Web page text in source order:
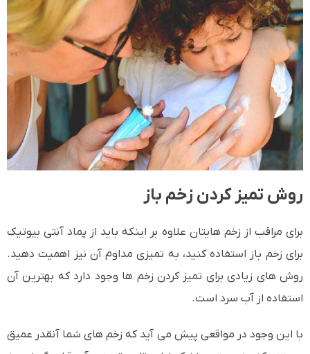
روش تمیز کردن زخم باز
برای مراقب از زخم هایتان علاوه بر اینکه باید از پماد آنتی بیوتیک
برای زخم باز استفاده کنید، به تمیزی مداوم آن نیز اهمیت دهید.
روش های زیادی برای تمیز کردن زخم ها وجود دارد که بهترین آن
استفاده از آب سرد است.
با این وجود در مواقعی پیش می آید که زخم های شما آنقدر عمیق